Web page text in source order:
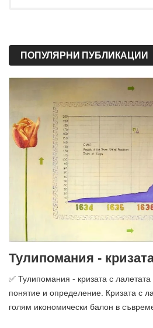
ПОПУЛЯРНИ ПУБЛИКАЦИИ
Тулипомания -
✅ Тулипомания - кризата с
понятие и определение. Кризата с
голям икономически балон в